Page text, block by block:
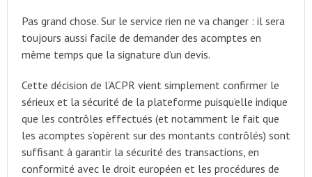
Pas grand chose. Sur le service rien ne va changer : il sera
toujours aussi facile de demander des acomptes en
même temps que la signature d’un devis.
Cette décision de l’ACPR vient simplement confirmer le
sérieux et la sécurité de la plateforme puisqu’elle indique
que les contrôles effectués (et notamment le fait que
les acomptes s’opèrent sur des montants contrôlés) sont
suffisant à garantir la sécurité des transactions, en
conformité avec le droit européen et les procédures de